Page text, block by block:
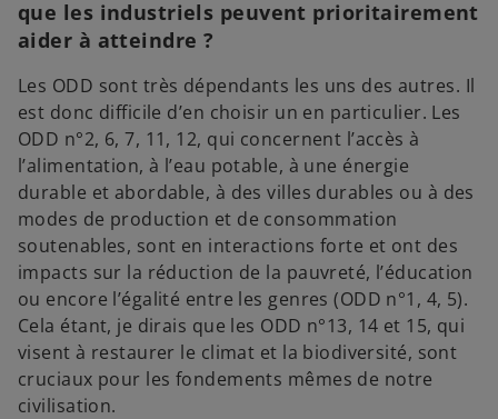
que les industriels peuvent prioritairement
aider à atteindre ?
Les ODD sont très dépendants les uns des autres. Il
est donc difficile d’en choisir un en particulier. Les
ODD n°2, 6, 7, 11, 12, qui concernent l’accès à
l’alimentation, à l’eau potable, à une énergie
durable et abordable, à des villes durables ou à des
modes de production et de consommation
soutenables, sont en interactions forte et ont des
impacts sur la réduction de la pauvreté, l’éducation
ou encore l’égalité entre les genres (ODD n°1, 4, 5).
Cela étant, je dirais que les ODD n°13, 14 et 15, qui
visent à restaurer le climat et la biodiversité, sont
cruciaux pour les fondements mêmes de notre
civilisation.